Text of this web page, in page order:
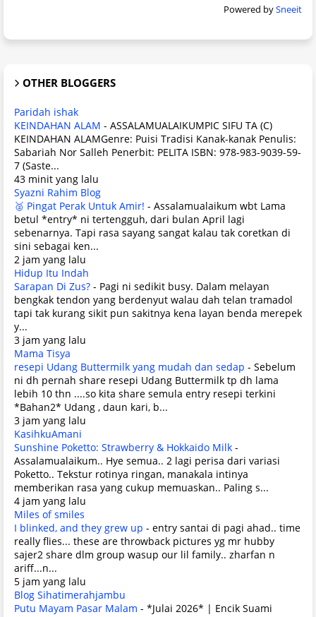
Powered bySneeit
OTHER BLOGGERS
Paridah ishak
KEINDAHAN ALAM - ASSALAMUALAIKUMPIC SIFU TA (C)
KEINDAHAN ALAMGenre: Puisi Tradisi Kanak-kanak Penulis:
Sabariah Nor Salleh Penerbit: PELITA ISBN: 978-983-9039-59-
7 (Saste...
43 minit yang lalu
Syazni Rahim Blog
🥈 Pingat Perak Untuk Amir! - Assalamualaikum wbt Lama
betul *entry* ni tertengguh, dari bulan April lagi
sebenarnya. Tapi rasa sayang sangat kalau tak coretkan di
sini sebagai ken...
2 jam yang lalu
Hidup Itu Indah
Sarapan Di Zus? - Pagi ni sedikit busy. Dalam melayan
bengkak tendon yang berdenyut walau dah telan tramadol
tapi tak kurang sikit pun sakitnya kena layan benda merepek
y...
3 jam yang lalu
Mama Tisya
resepi Udang Buttermilk yang mudah dan sedap - Sebelum
ni dh pernah share resepi Udang Buttermilk tp dh lama
lebih 10 thn ....so kita share semula entry resepi terkini
*Bahan2* Udang , daun kari, b...
3 jam yang lalu
KasihkuAmani
Sunshine Poketto: Strawberry & Hokkaido Milk -
Assalamualaikum.. Hye semua.. 2 lagi perisa dari variasi
Poketto.. Tekstur rotinya ringan, manakala intinya
memberikan rasa yang cukup memuaskan.. Paling s...
4 jam yang lalu
Miles of smiles
I blinked, and they grew up - entry santai di pagi ahad.. time
really flies... these are throwback pictures yg mr hubby
sajer2 share dlm group wasup our lil family.. zharfan n
ariff...n...
5 jam yang lalu
Blog Sihatimerahjambu
Putu Mayam Pasar Malam - *Julai 2026* | Encik Suami